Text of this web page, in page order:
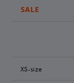
SALE
XS-size